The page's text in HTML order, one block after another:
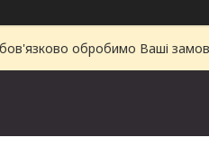
обробимо Ваші